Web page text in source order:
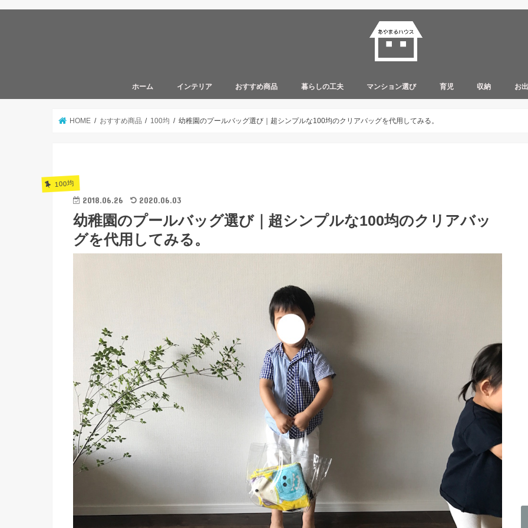
ホーム インテリア おすすめ商品 暮らしの工夫 マンション選び 育児 収納 お
HOME おすすめ商品 100均 幼稚園のプールバッグ選び｜超シンプルな100均のクリアバッグを代用してみる。
100均
2018.06.26 2020.06.03
幼稚園のプールバッグ選び｜超シンプルな100均のクリアバッ
グを代用してみる。